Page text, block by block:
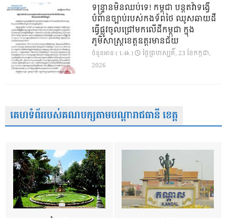
ទន្ទ្រានមិនឈប់ទេ! កម្ពុជា បន្តតវ៉ាទង្វើ
បំពានច្បាប់របស់កងទ័ពថៃ ឈូសឆាយដី
ធ្វើផ្លូវចូលជ្រៅមកលើដីកម្ពុជា ក្នុង
ភូមិសាស្ត្រខេត្តឧត្តរមានជ័យ
ចំនួនអាន ( 1.4k )
ថ្ងៃ​ព្រហស្បតិ៍, 23 ខែ​កក្កដា,
2026
គេហទំព័ររបស់គណបក្សតាមបណ្តារាជធានី ខេត្ត